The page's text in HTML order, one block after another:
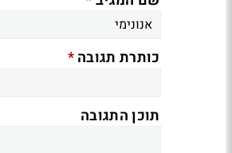
כותרת תגובה*
תוכן התגובה